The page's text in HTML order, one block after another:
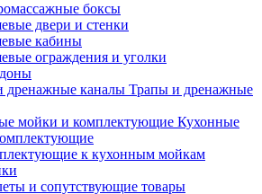
боксы
двери и стенки
кабины
ограждения и уголки
Трапы и дренажные
Кухонные
к кухонным мойкам